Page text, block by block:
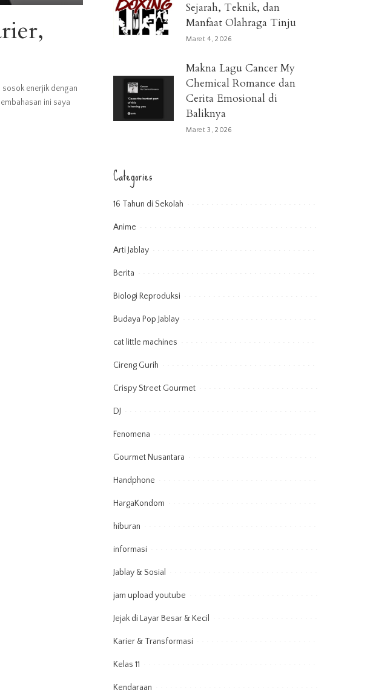
sosok enerjik dengan
ini saya
Sejarah, Teknik, dan
Manfaat Olahraga Tinju
Maret 4, 2026
Makna Lagu Cancer My
Chemical Romance dan
Cerita Emosional di
Baliknya
Maret 3, 2026
Categories
16 Tahun di Sekolah
Anime
Arti Jablay
Berita
Biologi Reproduksi
Budaya Pop Jablay
cat little machines
Cireng Gurih
Crispy Street Gourmet
DJ
Fenomena
Gourmet Nusantara
Handphone
HargaKondom
hiburan
informasi
Jablay & Sosial
jam upload youtube
Jejak di Layar Besar & Kecil
Karier & Transformasi
Kelas 11
Kendaraan